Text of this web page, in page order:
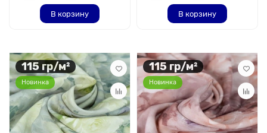
В корзину В корзину
115 гр/м²
Новинка
115 гр/м²
Новинка